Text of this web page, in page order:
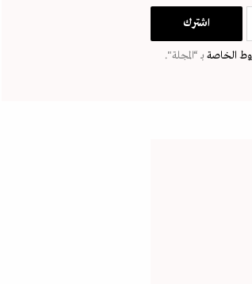
الخاصة بـ “المجلة".